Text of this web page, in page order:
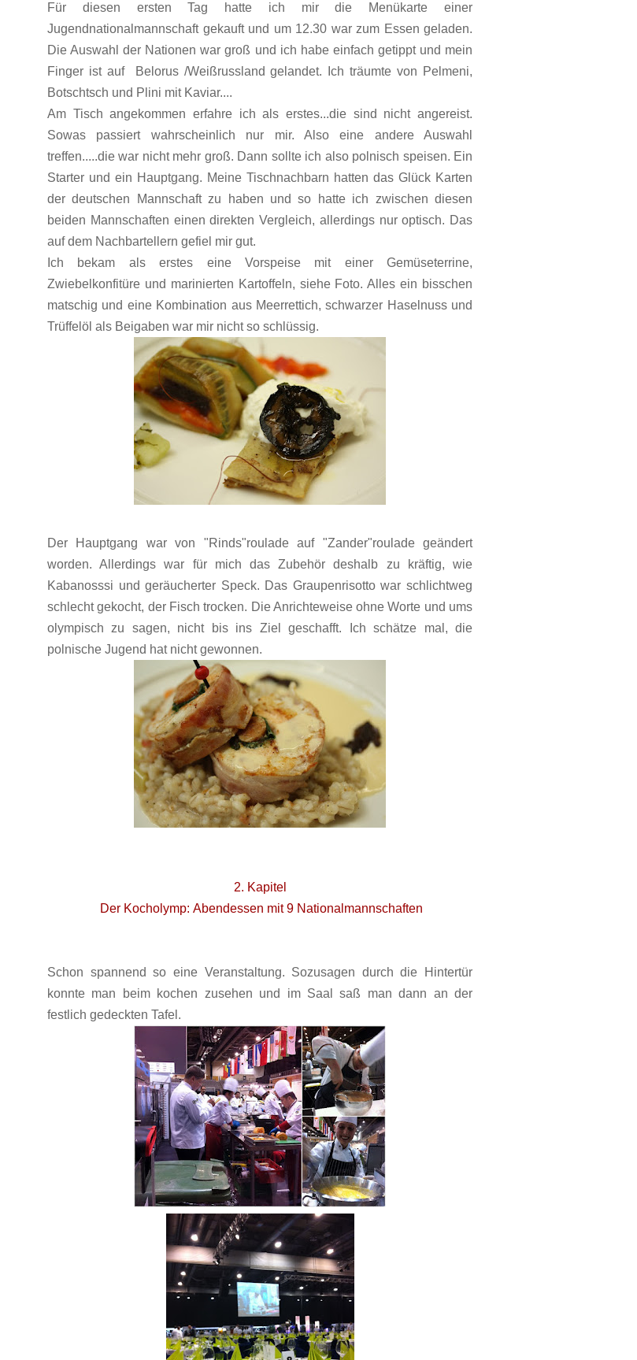
Für diesen ersten Tag hatte ich mir die Menükarte einer
Jugendnationalmannschaft gekauft und um 12.30 war zum Essen geladen.
Die Auswahl der Nationen war groß und ich habe einfach getippt und mein
Finger ist auf Belorus /Weißrussland gelandet. Ich träumte von Pelmeni,
Botschtsch und Plini mit Kaviar....
Am Tisch angekommen erfahre ich als erstes...die sind nicht angereist.
Sowas passiert wahrscheinlich nur mir. Also eine andere Auswahl
treffen.....die war nicht mehr groß. Dann sollte ich also polnisch speisen. Ein
Starter und ein Hauptgang. Meine Tischnachbarn hatten das Glück Karten
der deutschen Mannschaft zu haben und so hatte ich zwischen diesen
beiden Mannschaften einen direkten Vergleich, allerdings nur optisch. Das
auf dem Nachbartellern gefiel mir gut.
Ich bekam als erstes eine Vorspeise mit einer Gemüseterrine,
Zwiebelkonfitüre und marinierten Kartoffeln, siehe Foto. Alles ein bisschen
matschig und eine Kombination aus Meerrettich, schwarzer Haselnuss und
Trüffelöl als Beigaben war mir nicht so schlüssig.
Der Hauptgang war von "Rinds"roulade auf "Zander"roulade geändert
worden. Allerdings war für mich das Zubehör deshalb zu kräftig, wie
Kabanosssi und geräucherter Speck. Das Graupenrisotto war schlichtweg
schlecht gekocht, der Fisch trocken. Die Anrichteweise ohne Worte und ums
olympisch zu sagen, nicht bis ins Ziel geschafft.
Ich schätze mal, die
polnische Jugend hat nicht gewonnen.
2. Kapitel
Der Kocholymp: Abendessen mit 9 Nationalmannschaften
Schon spannend so eine Veranstaltung. Sozusagen durch die Hintertür
konnte man beim kochen zusehen und im Saal saß man dann an der
festlich gedeckten Tafel.